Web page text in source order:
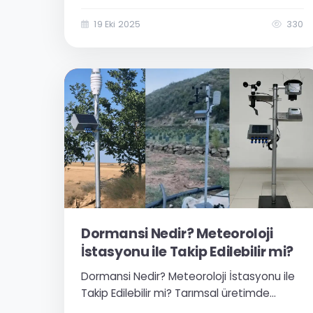
ekranda gördüğü bildirim başka: “Antep
19 Eki 2025 330
Dormansi Nedir? Meteoroloji
İstasyonu ile Takip Edilebilir mi?
Dormansi Nedir? Meteoroloji İstasyonu ile
Takip Edilebilir mi? Tarımsal üretimde